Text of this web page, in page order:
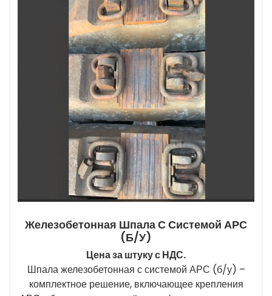
Железобетонная Шпала С Системой АРС
(б/у)
Цена за штуку с НДС.
Шпала железобетонная с системой АРС (б/у) –
комплектное решение, включающее крепления